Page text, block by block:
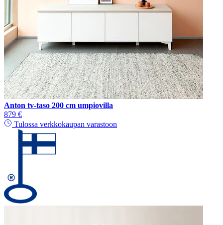
Anton tv-taso 200 cm umpiovilla
879 €
Tulossa verkkokaupan varastoon